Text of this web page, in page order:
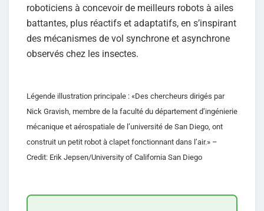
roboticiens à concevoir de meilleurs robots à ailes
battantes, plus réactifs et adaptatifs, en s’inspirant
des mécanismes de vol synchrone et asynchrone
observés chez les insectes.
Légende illustration principale : «Des chercheurs dirigés par
Nick Gravish, membre de la faculté du département d’ingénierie
mécanique et aérospatiale de l’université de San Diego, ont
construit un petit robot à clapet fonctionnant dans l’air.» –
Credit: Erik Jepsen/University of California San Diego